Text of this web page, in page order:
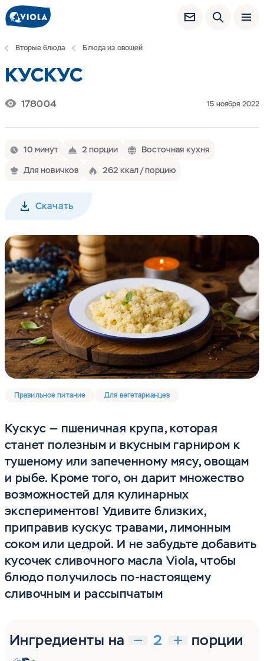
Вторые блюда Блюда из овощей
КУСКУС
178004 15 ноября 2022
10 минут 2 порции
Восточная кухня
Для новичков
262 ккал / порцию
Скачать
Правильное питание Для вегетарианцев
Кускус — пшеничная крупа, которая
станет полезным и вкусным гарниром к
тушеному или запеченному мясу, овощам
и рыбе. Кроме того, он дарит множество
возможностей для кулинарных
экспериментов! Удивите близких,
приправив кускус травами, лимонным
соком или цедрой. И не забудьте добавить
кусочек сливочного масла Viola, чтобы
блюдо получилось по-настоящему
сливочным и рассыпчатым
Ингредиенты на порции